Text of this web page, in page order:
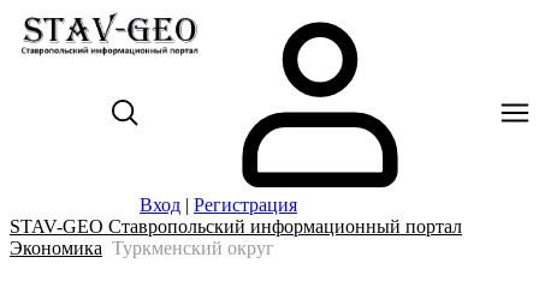
Вход | Регистрация
STAV-GEO Ставропольский информационный портал
Экономика Туркменский округ